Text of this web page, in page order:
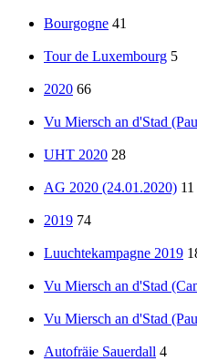
Bourgogne 41
Tour de Luxembourg 5
2020 66
Vu Miersch an d'Stad
UHT 2020 28
AG 2020 (24.01.2020) 11
2019 74
Luuchtekampagne 2019
Vu Miersch an d'Stad
Vu Miersch an d'Stad
Autofräie Sauerdall 4